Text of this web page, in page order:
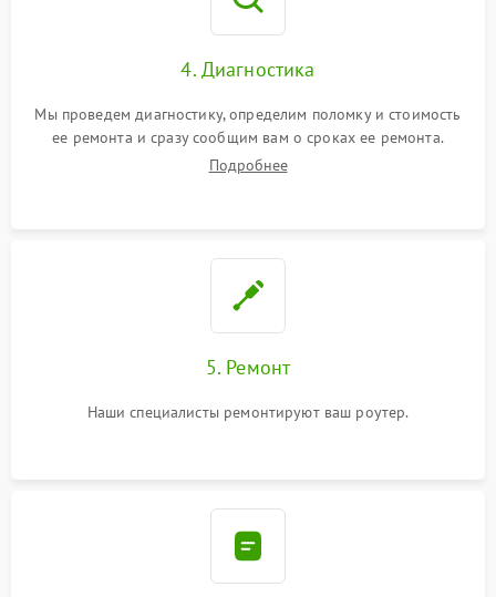
4. Диагностика
Мы проведем диагностику, определим поломку и стоимость
ее ремонта и сразу сообщим вам о сроках ее ремонта.
Подробнее
5. Ремонт
Наши специалисты ремонтируют ваш роутер.